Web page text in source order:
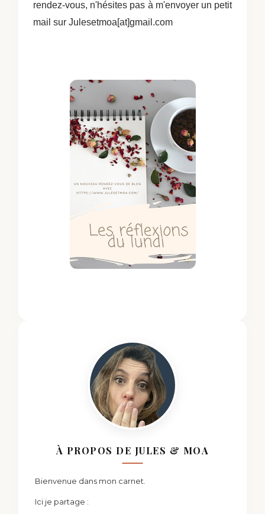
rendez-vous, n'hésites pas à m'envoyer un petit
mail sur Julesetmoa[at]gmail.com
À PROPOS DE JULES & MOA
Bienvenue dans mon carnet.
Ici je partage :